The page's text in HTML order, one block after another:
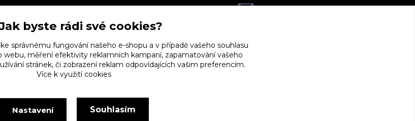
dorashopp@seznam.cz
byste rádi své cookies?
správnému fungování našeho e-shopu a v případě vašeho souhlasu
webu, měření efektivity reklamních kampaní, zapamatování vašeho
stránek, či zobrazení reklam odpovídajících vašim preferencím.
Více k využití cookies
Nastavení Souhlasím